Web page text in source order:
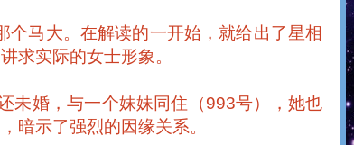
个马大。在解读的一开始，就给出了星相
求实际的女士形象。
未婚，与一个妹妹同住（993号），她也
暗示了强烈的因缘关系。